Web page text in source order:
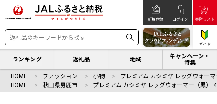
新規登録 ログイン 寄附リスト
ガイド
ランキング 返礼品 地域
キャンペーン・
特集
HOME ファッション 小物
プレミアム カシミヤ レッグウォー
HOME
秋田県男鹿市 プレミアム カシミヤ レッグウォーマー（黒）